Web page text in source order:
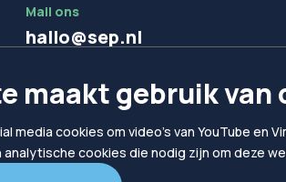
Mail ons
hallo@sep.nl
maakt gebruik van
media cookies om video's van YouTube
cookies die nodig zijn om deze